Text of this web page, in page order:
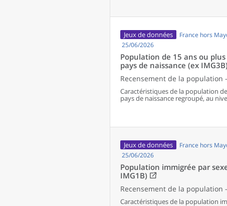
Jeux de données
France hors
25/06/2026
Population de 15 ans ou
pays de naissance (ex IMG3B)
Recensement de la
Caractéristiques de la population
pays de naissance regroupé, au
(territoires de 50 000 habitants ou
Jeux de données
France hors
25/06/2026
Population immigrée par
IMG1B)
Recensement de la
Caractéristiques de la population